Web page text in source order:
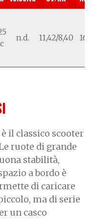
n.d. 11,42/8,40 16/
il classico scooter
ruote di grande
stabilità,
a bordo è
di caricare
ma di serie
un casco